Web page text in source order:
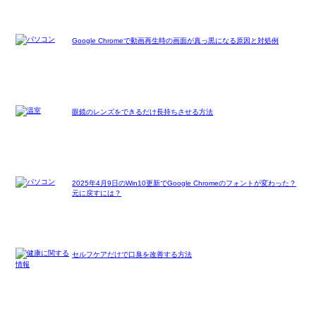
Google Chromeで動画再生時の画面が真っ黒になる原因と対処例
眼鏡のレンズをできるだけ長持ちさせる方法
2025年4月9日のWin10更新でGoogle Chromeのフォントが変わった？
元に戻すには？
セルフケアだけで口臭を改善する方法